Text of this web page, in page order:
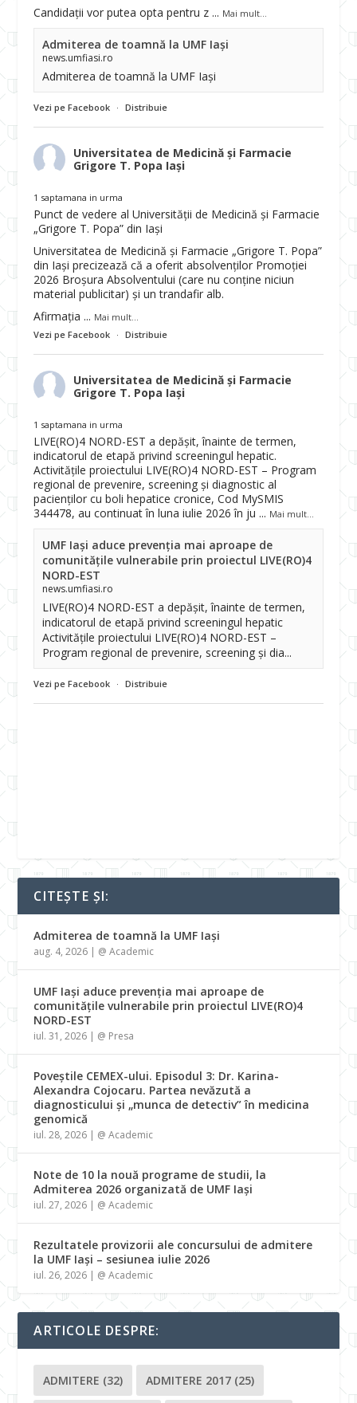
Candidații vor putea opta pentru z ... Mai mult...
Admiterea de toamnă la UMF Iași
news.umfiasi.ro
Admiterea de toamnă la UMF Iași
Vezi pe Facebook · Distribuie
Universitatea de Medicină și Farmacie
Grigore T. Popa Iași
1 saptamana in urma
Punct de vedere al Universității de Medicină și Farmacie
„Grigore T. Popa” din Iași
Universitatea de Medicină și Farmacie „Grigore T. Popa”
din Iași precizează că a oferit absolvenților Promoției
2026 Broșura Absolventului (care nu conține niciun
material publicitar) și un trandafir alb.
Afirmația ... Mai mult...
Vezi pe Facebook · Distribuie
Universitatea de Medicină și Farmacie
Grigore T. Popa Iași
1 saptamana in urma
LIVE(RO)4 NORD-EST a depășit, înainte de termen,
indicatorul de etapă privind screeningul hepatic.
Activitățile proiectului LIVE(RO)4 NORD-EST – Program
regional de prevenire, screening și diagnostic al
pacienților cu boli hepatice cronice, Cod MySMIS
344478, au continuat în luna iulie 2026 în ju ... Mai mult...
UMF Iași aduce prevenția mai aproape de
comunitățile vulnerabile prin proiectul LIVE(RO)4
NORD-EST
news.umfiasi.ro
LIVE(RO)4 NORD-EST a depășit, înainte de termen,
indicatorul de etapă privind screeningul hepatic
Activitățile proiectului LIVE(RO)4 NORD-EST –
Program regional de prevenire, screening și dia...
Vezi pe Facebook · Distribuie
CITEȘTE ȘI:
Admiterea de toamnă la UMF Iași
aug. 4, 2026 | @ Academic
UMF Iași aduce prevenția mai aproape de
comunitățile vulnerabile prin proiectul LIVE(RO)4
NORD-EST
iul. 31, 2026 | @ Presa
Poveștile CEMEX-ului. Episodul 3: Dr. Karina-
Alexandra Cojocaru. Partea nevăzută a
diagnosticului și „munca de detectiv” în medicina
genomică
iul. 28, 2026 | @ Academic
Note de 10 la nouă programe de studii, la
Admiterea 2026 organizată de UMF Iași
iul. 27, 2026 | @ Academic
Rezultatele provizorii ale concursului de admitere
la UMF Iași – sesiunea iulie 2026
iul. 26, 2026 | @ Academic
ARTICOLE DESPRE:
ADMITERE (32) ADMITERE 2017 (25)